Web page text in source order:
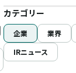
カテゴリー
企業 業界
IRニュース